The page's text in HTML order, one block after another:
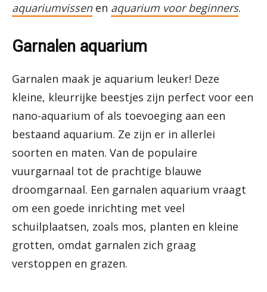
aquariumvissenen aquarium voor beginners.
Garnalen aquarium
Garnalen maak je aquarium leuker! Deze
kleine, kleurrijke beestjes zijn perfect voor een
nano-aquarium of als toevoeging aan een
bestaand aquarium. Ze zijn er in allerlei
soorten en maten. Van de populaire
vuurgarnaal tot de prachtige blauwe
droomgarnaal. Een garnalen aquarium vraagt
om een goede inrichting met veel
schuilplaatsen, zoals mos, planten en kleine
grotten, omdat garnalen zich graag
verstoppen en grazen.